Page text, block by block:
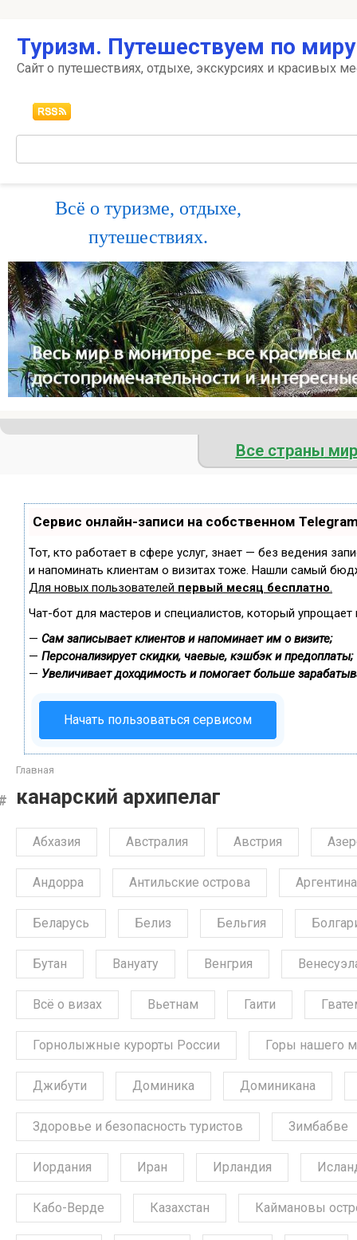
контенту
Туризм. Путешествуем по
Сайт о путешествиях, отдыхе, экскурсиях и красивых
Всё о туризме, отдыхе,
путешествиях.
Все страны
Сервис онлайн-записи на собственном
Тот, кто работает в сфере услуг, знает — без ведения
и напоминать клиентам о визитах тоже. Нашли самый
Для новых пользователей первый месяц бесплатно.
Чат-бот для мастеров и специалистов, который упрощает
— Сам записывает клиентов и напоминает им о визите;
— Персонализирует скидки, чаевые, кэшбэк и предоплаты;
— Увеличивает доходимость и помогает больше
Начать пользоваться сервисом
Главная
канарский архипелаг
Абхазия Австралия Австрия
Андорра Антильские острова Аргентина
Беларусь Белиз Бельгия
Бутан Вануату Венгрия
Всё о визах Вьетнам Гаити
Горнолыжные курорты России Горы нашего
Джибути Доминика Доминикана
Здоровье и безопасность туристов Зимбабве
Иордания Иран Ирландия
Кабо-Верде Казахстан Каймановы